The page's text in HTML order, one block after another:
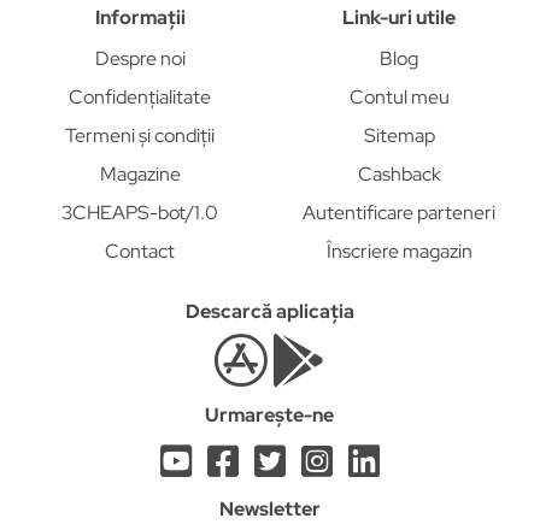
Informații
Despre noi
Confidențialitate
Termeni și condiții
Magazine
3CHEAPS-bot/1.0
Contact
Link-uri utile
Blog
Contul meu
Sitemap
Cashback
Autentificare parteneri
Înscriere magazin
Descarcă aplicația
Urmarește-ne
Newsletter